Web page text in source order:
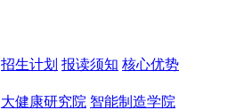
招生计划 报读须知 核心优势
大健康研究院 智能制造学院